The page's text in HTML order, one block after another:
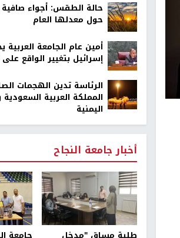
حالة الطقس: أجواء صافية
حول معدلها العام
أمين عام الجامعة
إسرائيل بتغيير الواقع
الرئاسة تدين الهجمات
المملكة العربية
اليمنية
أخبار جامعة النجاح